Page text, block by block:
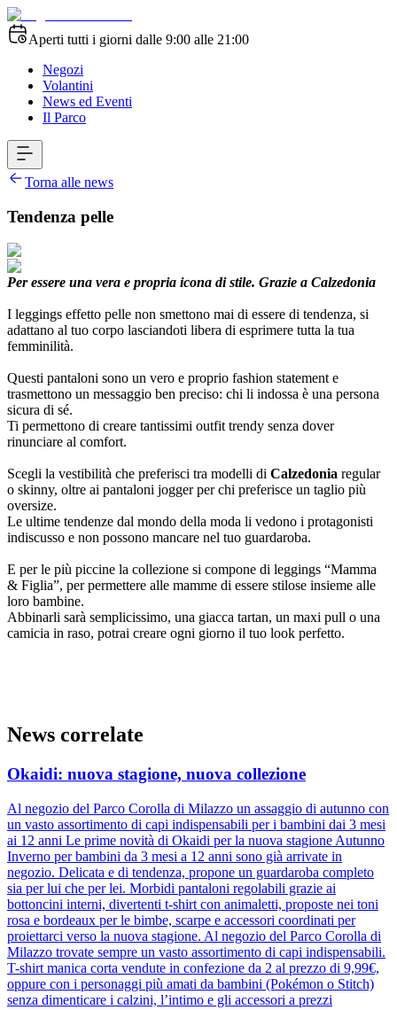
Aperti tutti i giorni dalle 9:00 alle 21:00
Negozi
Volantini
News ed Eventi
Il Parco
Torna alle news
Tendenza pelle
Per essere una vera e propria icona di stile. Grazie a Calzedonia
I leggings effetto pelle non smettono mai di essere di tendenza, si
adattano al tuo corpo lasciandoti libera di esprimere tutta la tua
femminilità.
Questi pantaloni sono un vero e proprio fashion statement e
trasmettono un messaggio ben preciso: chi li indossa è una persona
sicura di sé.
Ti permettono di creare tantissimi outfit trendy senza dover
rinunciare al comfort.
Scegli la vestibilità che preferisci tra modelli di Calzedonia regular
o skinny, oltre ai pantaloni jogger per chi preferisce un taglio più
oversize.
Le ultime tendenze dal mondo della moda li vedono i protagonisti
indiscusso e non possono mancare nel tuo guardaroba.
E per le più piccine la collezione si compone di leggings “Mamma
& Figlia”, per permettere alle mamme di essere stilose insieme alle
loro bambine.
Abbinarli sarà semplicissimo, una giacca tartan, un maxi pull o una
camicia in raso, potrai creare ogni giorno il tuo look perfetto.
News correlate
Okaidi: nuova stagione, nuova collezione
Al negozio del Parco Corolla di Milazzo un assaggio di autunno con
un vasto assortimento di capi indispensabili per i bambini dai 3 mesi
ai 12 anni Le prime novità di Okaidi per la nuova stagione Autunno
Inverno per bambini da 3 mesi a 12 anni sono già arrivate in
negozio. Delicata e di tendenza, propone un guardaroba completo
sia per lui che per lei. Morbidi pantaloni regolabili grazie ai
bottoncini interni, divertenti t-shirt con animaletti, proposte nei toni
rosa e bordeaux per le bimbe, scarpe e accessori coordinati per
proiettarci verso la nuova stagione. Al negozio del Parco Corolla di
Milazzo trovate sempre un vasto assortimento di capi indispensabili.
T-shirt manica corta vendute in confezione da 2 al prezzo di 9,99€,
oppure con i personaggi più amati da bambini (Pokémon o Stitch)
senza dimenticare i calzini, l’intimo e gli accessori a prezzi